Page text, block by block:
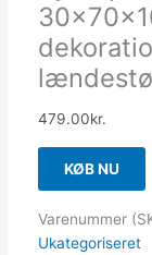
479.00kr.
KØB NU
Varenummer
Ukategoriseret